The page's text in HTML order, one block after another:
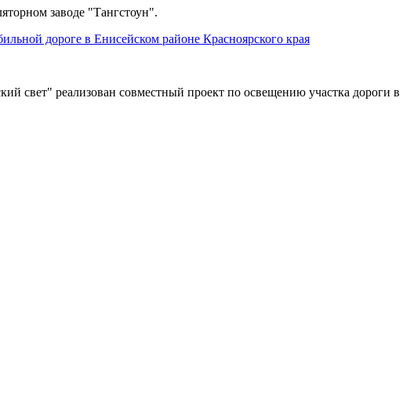
заводе "Тангстоун".
дороге в Енисейском районе Красноярского края
свет" реализован совместный проект по освещению участка дороги в